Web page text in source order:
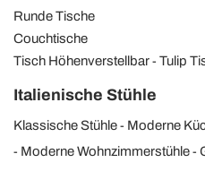
Runde Tische
Couchtische
Tisch Höhenverstellbar
Tulip
Italienische Stühle
Klassische Stühle
Moderne
Moderne Wohnzimmerstühle